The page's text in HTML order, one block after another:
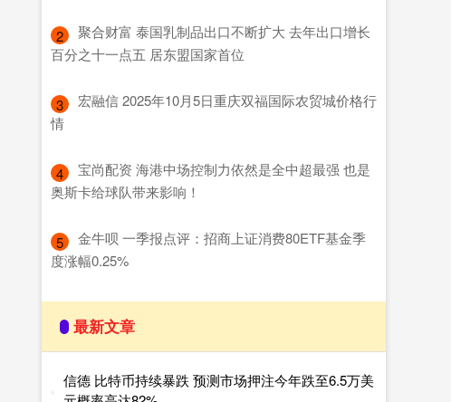
2
​聚合财富 泰国乳制品出口不断扩大 去年出口增长
百分之十一点五 居东盟国家首位
3
​宏融信 2025年10月5日重庆双福国际农贸城价格行
情
4
​宝尚配资 海港中场控制力依然是全中超最强 也是
奥斯卡给球队带来影响！
5
​金牛呗 一季报点评：招商上证消费80ETF基金季
度涨幅0.25%
最新文章
信德 比特币持续暴跌 预测市场押注今年跌至6.5万美